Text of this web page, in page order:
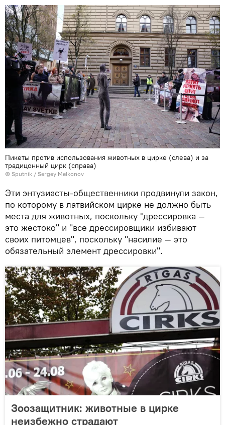
Пикеты против использования животных в цирке (слева) и за
традицонный цирк (справа)
© Sputnik / Sergey Melkonov
Эти энтузиасты-общественники продвинули закон,
по которому в латвийском цирке не должно быть
места для животных, поскольку "дрессировка —
это жестоко" и "все дрессировщики избивают
своих питомцев", поскольку "насилие — это
обязательный элемент дрессировки".
Зоозащитник: животные в цирке
неизбежно страдают